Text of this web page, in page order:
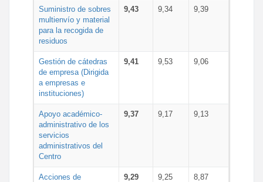
Suministro de sobres
multienvío y material
para la recogida de
residuos
9,43 9,34 9,39
Gestión de cátedras
de empresa (Dirigida
a empresas e
instituciones)
9,41 9,53 9,06
Apoyo académico-
administrativo de los
servicios
administrativos del
Centro
9,37 9,17 9,13
Acciones de
9,29 9,25 8,87